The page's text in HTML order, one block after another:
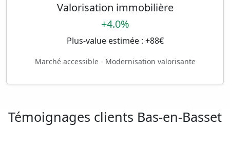
Valorisation immobilière
+4.0%
Plus-value estimée : +88€
Marché accessible - Modernisation valorisante
Témoignages clients Bas-en-Basset